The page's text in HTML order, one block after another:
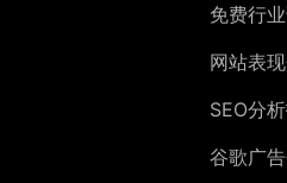
免费行
网站表
SEO分
谷歌广